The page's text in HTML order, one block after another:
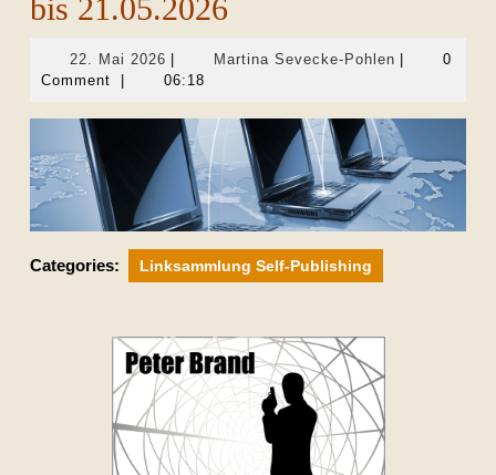
bis 21.05.2026
22. Mai 2026 22.
Mai
Martina Sevecke-PohlenMartina
0
Comment
06:18
Categories: Linksammlung Self-Publishing